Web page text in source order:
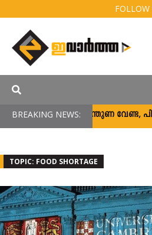
FOLLOW
BREAKING NEWS:“പിന്തുണ വേണ്ട,
TOPIC: FOOD SHORTAGE